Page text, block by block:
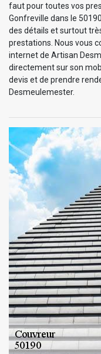
faut pour toutes vos
Gonfreville dans le
des détails et surtout
prestations. Nous vous
internet de Artisan
directement sur son
devis et de prendre
Desmeulemester.